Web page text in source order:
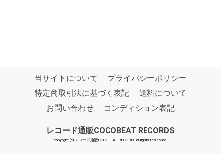
当サイトについて
プライバシーポリシー
特定商取引法に基づく表記
送料について
お問い合わせ
コンディション表記
レコード通販COCOBEAT RECORDS
copyright (c) レコード通販COCOBEAT RECORDS all rights reserved.